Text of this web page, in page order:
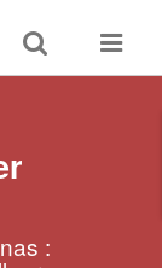
Toggle
search
Toggle
: